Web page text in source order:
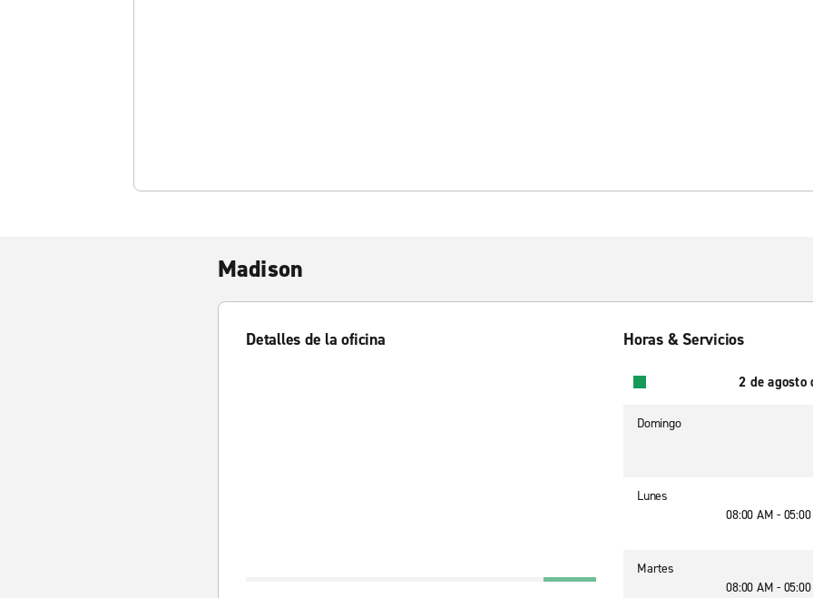
Madison
Detalles de la oficina Horas & Servicios
2 de agosto
Domingo
Lunes
08:00 AM -
Martes
08:00 AM -